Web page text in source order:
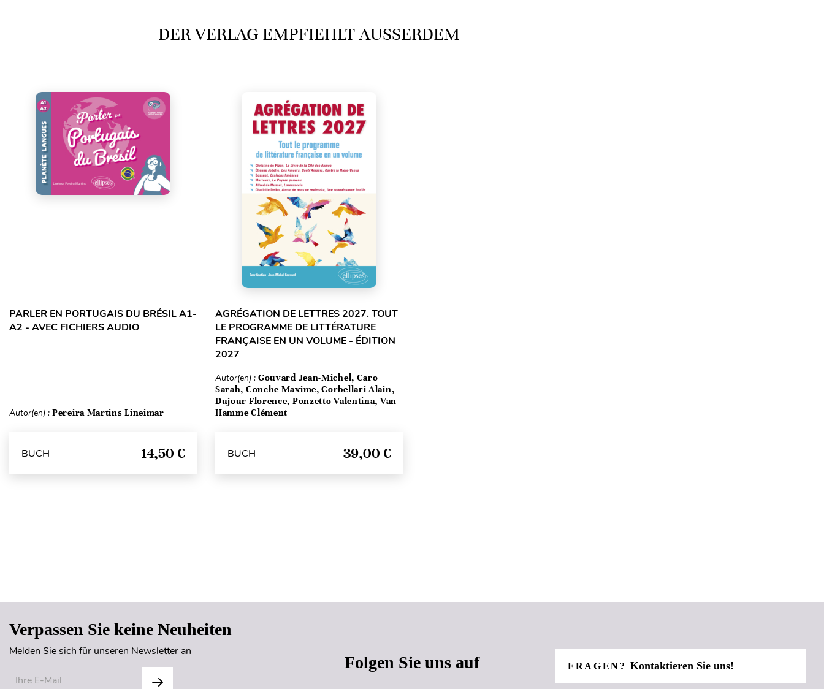
DER VERLAG EMPFIEHLT AUSSERDEM
PARLER EN PORTUGAIS DU BRÉSIL A1-
A2 - AVEC FICHIERS AUDIO
Autor(en) : Pereira Martins Lineimar
BUCH 14,50 €
AGRÉGATION DE LETTRES 2027. TOUT
LE PROGRAMME DE LITTÉRATURE
FRANÇAISE EN UN VOLUME - ÉDITION
2027
Autor(en) : Gouvard Jean-Michel, Caro
Sarah, Conche Maxime, Corbellari Alain,
Dujour Florence, Ponzetto Valentina, Van
Hamme Clément
BUCH 39,00 €
Verpassen Sie keine Neuheiten
Melden Sie sich für unseren Newsletter an
Folgen Sie uns auf FRAGEN?Kontaktieren Sie uns!